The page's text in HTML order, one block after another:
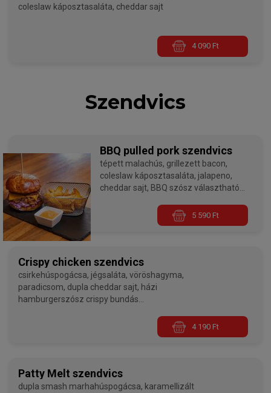
coleslaw káposztasaláta, cheddar sajt
4 090 Ft
Szendvics
BBQ pulled pork szendvics
tépett malachús, grillezett bacon,
coleslaw káposztasaláta, jalapeno,
cheddar sajt, BBQ szósz választható
5 590 Ft
Crispy chicken szendvics
csirkehúspogácsa, jégsaláta, vöröshagyma,
paradicsom, dupla cheddar sajt, házi
hamburgerszósz crispy bundás
4 190 Ft
Patty Melt szendvics
dupla smash marhahúspogácsa, karamellizált